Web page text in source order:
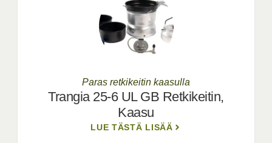
Paras retkikeitin kaasulla
Trangia 25-6 UL GB Retkikeitin,
Kaasu
LUE TÄSTÄ LISÄÄ